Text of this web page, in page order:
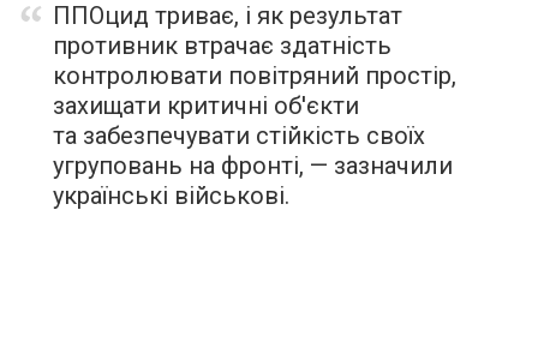
ППОцид триває, і як результат
противник втрачає здатність
контролювати повітряний простір,
захищати критичні об'єкти
та забезпечувати стійкість своїх
угруповань на фронті, — зазначили
українські військові.